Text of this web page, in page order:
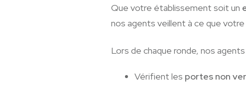
Que votre établissement soit un
nos agents veillent à ce que
Lors de chaque ronde, nos agents
Vérifient les portes non